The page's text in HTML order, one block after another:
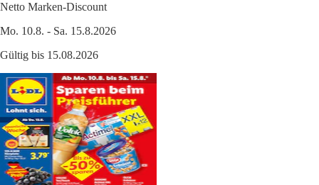
Netto Marken-Discount
Mo. 10.8. - Sa. 15.8.2026
Gültig bis 15.08.2026